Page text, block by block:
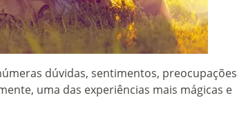
dúvidas, sentimentos, preocupações
uma das experiências mais mágicas e